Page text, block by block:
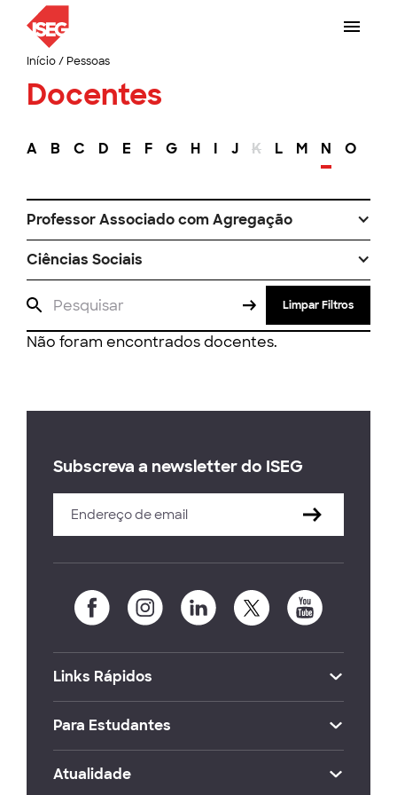
Início/ Pessoas
Docentes
A B C D E F G H I J K L M N O
Professor Associado com Agregação
Ciências Sociais
Limpar Filtros
Não foram encontrados docentes.
Subscreva a newsletter do ISEG
Links Rápidos
Para Estudantes
Atualidade